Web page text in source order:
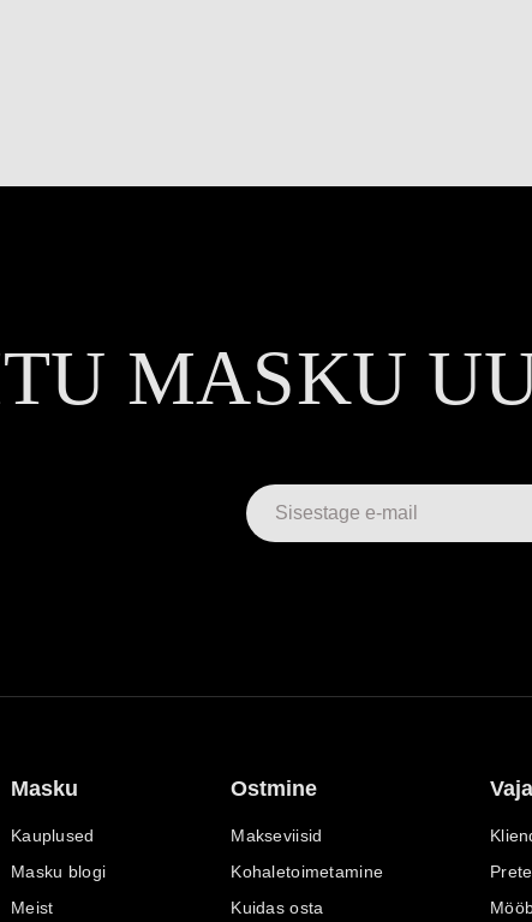
MASKU
Masku
Kauplused
Masku blogi
Meist
Ostmine
Makseviisid
Kohaletoimetamine
Kuidas osta